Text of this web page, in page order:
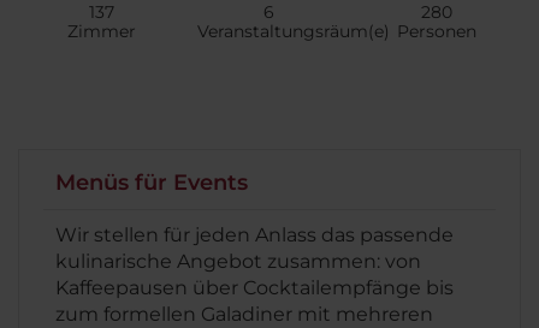
137
Zimmer
6
Veranstaltungsräum(e)
280
Personen
Menüs für Events
Wir stellen für jeden Anlass das passende
kulinarische Angebot zusammen: von
Kaffeepausen über Cocktailempfänge bis
zum formellen Galadiner mit mehreren